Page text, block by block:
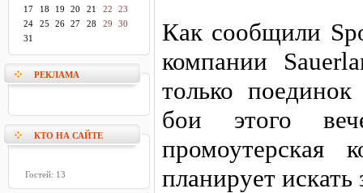
17
18 19 20 21 22
23
24
25 26 27 28 29
30
31
РЕКЛАМА
КТО НА САЙТЕ
Гостей: 13
Как сообщили
компании
только
бои этого
промоутерская
планирует